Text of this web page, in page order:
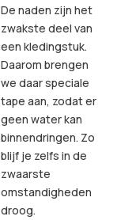
De naden zijn het
zwakste deel van
een kledingstuk.
Daarom brengen
we daar speciale
tape aan, zodat er
geen water kan
binnendringen. Zo
blijf je zelfs in de
zwaarste
omstandigheden
droog.